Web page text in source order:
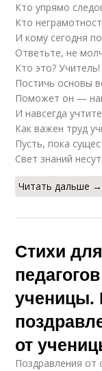
Кто упрямо
Кто
И кому сегодня
Ответьте, не
Кто это? Учитель!
Постичь основы
Поможет он —
И навсегда
Как важен труд
Пусть, пока
Свет знаний
Читать дальше →
Стихи
ученицы.
от
Поздравления от